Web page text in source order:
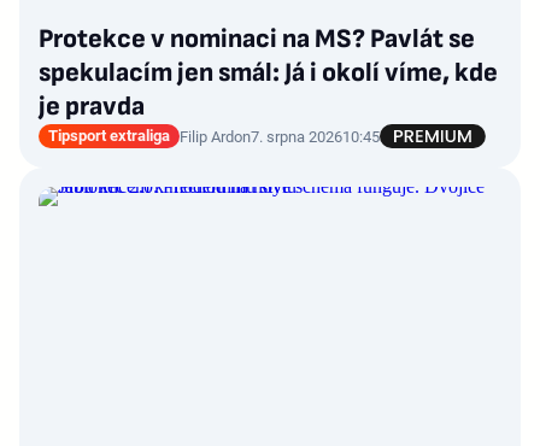
Protekce v nominaci na MS? Pavlát se
spekulacím jen smál: Já i okolí víme, kde
je pravda
Tipsport extraliga Filip Ardon7. srpna 202610:45